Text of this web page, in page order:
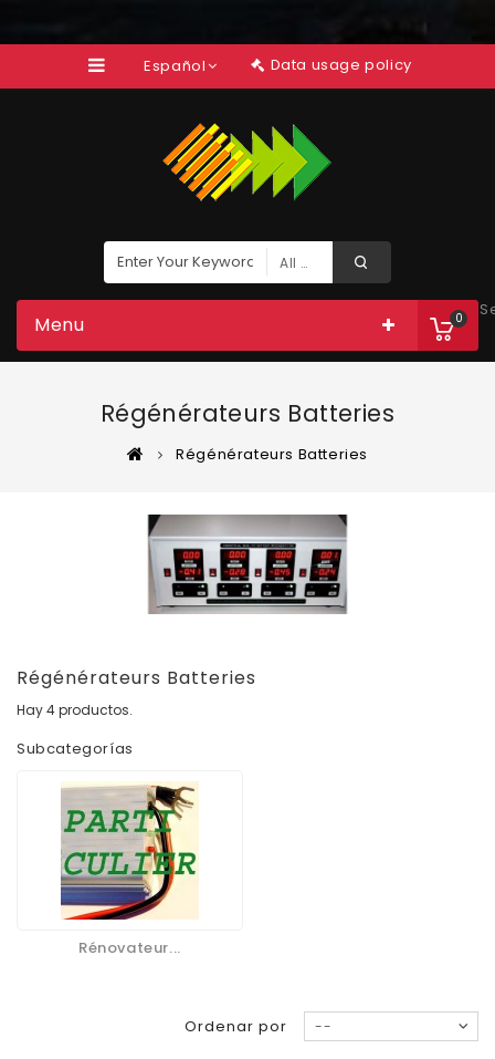
Español Data usage policy
0
All Categories
Menu
Régénérateurs Batteries
Régénérateurs Batteries
Régénérateurs Batteries
Hay 4 productos.
Subcategorías
Rénovateur...
Ordenar por --